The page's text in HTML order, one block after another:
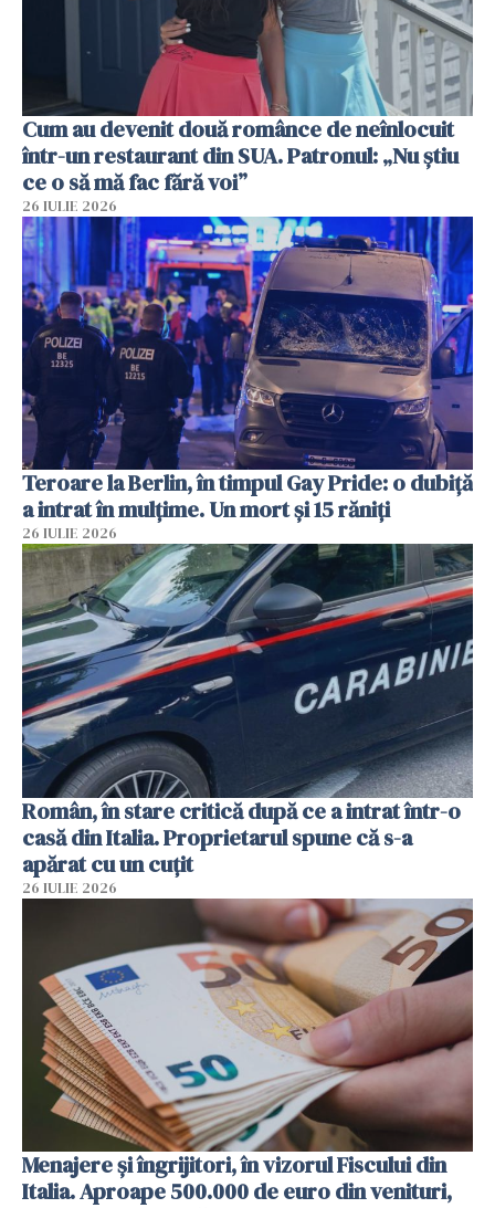
Cum au devenit două românce de neînlocuit
într-un restaurant din SUA. Patronul: „Nu știu
ce o să mă fac fără voi”
26 IULIE 2026
Teroare la Berlin, în timpul Gay Pride: o dubiță
a intrat în mulțime. Un mort și 15 răniți
26 IULIE 2026
Român, în stare critică după ce a intrat într-o
casă din Italia. Proprietarul spune că s-a
apărat cu un cuțit
26 IULIE 2026
Menajere și îngrijitori, în vizorul Fiscului din
Italia. Aproape 500.000 de euro din venituri,